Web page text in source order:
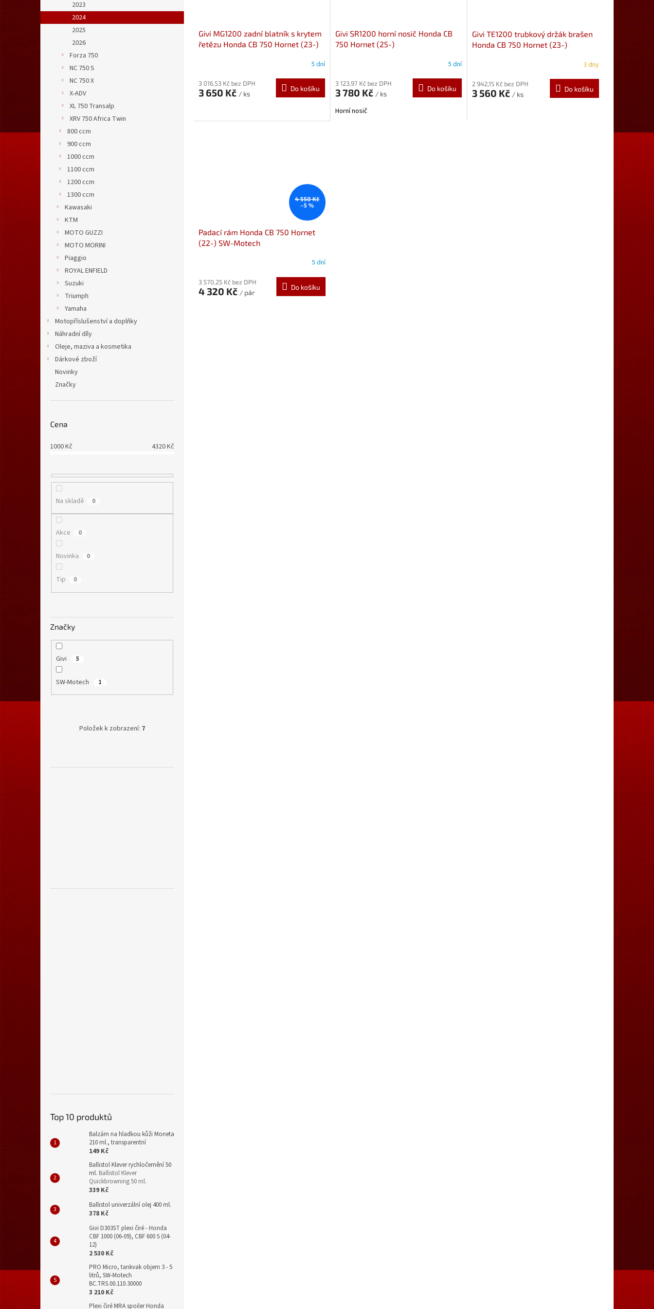
2023
2024
2025
2026
Forza 750
NC 750 S
NC 750 X
X-ADV
XL 750 Transalp
XRV 750 Africa Twin
800 ccm
900 ccm
1000 ccm
1100 ccm
1200 ccm
1300 ccm
Kawasaki
KTM
MOTO GUZZI
MOTO MORINI
Piaggio
ROYAL ENFIELD
Suzuki
Triumph
Yamaha
Motopříslušenství a doplňky
Náhradní díly
Oleje, maziva a kosmetika
Dárkové zboží
Novinky
Značky
Cena
1000Kč 4320Kč
Na skladě 0
Akce 0
Novinka 0
Tip 0
Značky
Givi 5
SW-Motech 1
Položek k zobrazení: 7
Top 10 produktů
Balzám na hladkou kůži Moneta
210 ml., transparentní
149 Kč
Ballistol Klever rychločernění 50
ml. Ballistol Klever
Quickbrowning 50 ml.
339 Kč
Ballistol univerzální olej 400 ml.
378 Kč
Givi D303ST plexi čiré - Honda
CBF 1000 (06-09), CBF 600 S (04-
12)
2 530 Kč
PRO Micro, tankvak objem 3 - 5
litrů, SW-Motech
BC.TRS.00.110.30000
3 210 Kč
Plexi čiré MRA spoiler Honda
Givi MG1200 zadní blatník s krytem
řetězu Honda CB 750 Hornet (23-)
5 dní
3 016,53 Kč bez DPH
3 650 Kč / ks
Do košíku
Givi SR1200 horní nosič Honda CB
750 Hornet (25-)
5 dní
3 123,97 Kč bez DPH
3 780 Kč / ks
Do košíku
Horní nosič
Givi TE1200 trubkový držák brašen
Honda CB 750 Hornet (23-)
3 dny
2 942,15 Kč bez DPH
3 560 Kč / ks
Do košíku
4 550 Kč
–5 %
Padací rám Honda CB 750 Hornet
(22-) SW-Motech
5 dní
3 570,25 Kč bez DPH
4 320 Kč / pár
Do košíku